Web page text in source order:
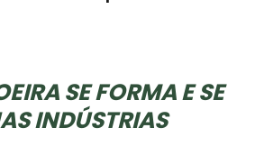
SE FORMA E SE
INDÚSTRIAS